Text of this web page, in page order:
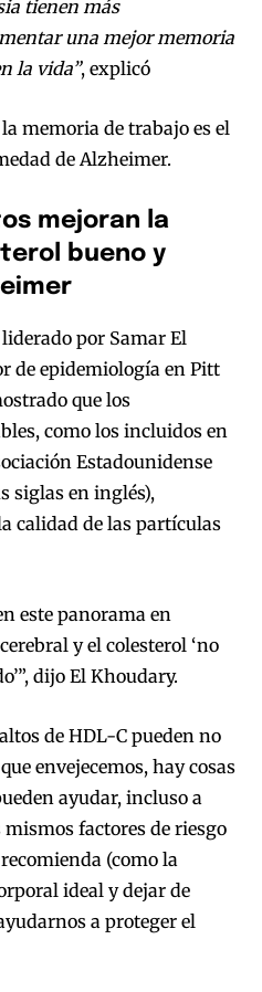
tienen más
una mejor memoria
la vida”, explicó
memoria de trabajo es el
de Alzheimer.
mejoran la
bueno y
por Samar El
de epidemiología en Pitt
que los
como los incluidos en
Estadounidense
siglas en inglés),
calidad de las partículas
este panorama en
y el colesterol ‘no
dijo El Khoudary.
de HDL-C pueden no
envejecemos, hay cosas
ayudar, incluso a
factores de riesgo
(como la
ideal y dejar de
a proteger el